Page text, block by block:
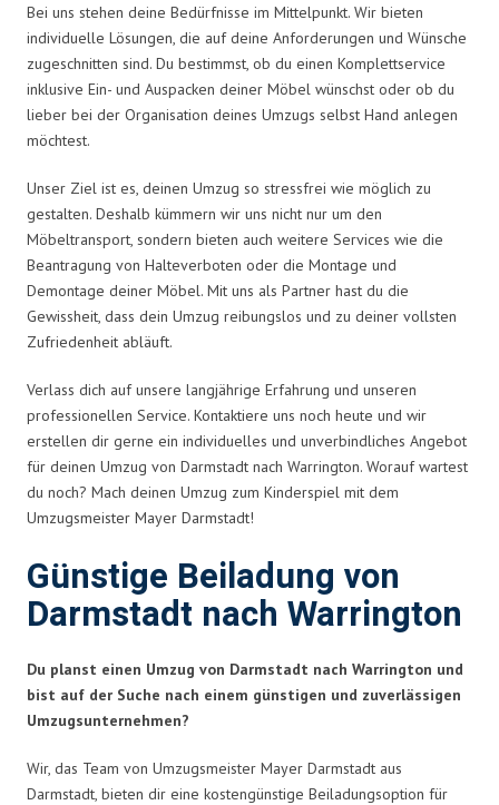
Bei uns stehen deine Bedürfnisse im Mittelpunkt. Wir bieten
individuelle Lösungen, die auf deine Anforderungen und Wünsche
zugeschnitten sind. Du bestimmst, ob du einen Komplettservice
inklusive Ein- und Auspacken deiner Möbel wünschst oder ob du
lieber bei der Organisation deines Umzugs selbst Hand anlegen
möchtest.
Unser Ziel ist es, deinen Umzug so stressfrei wie möglich zu
gestalten. Deshalb kümmern wir uns nicht nur um den
Möbeltransport, sondern bieten auch weitere Services wie die
Beantragung von Halteverboten oder die Montage und
Demontage deiner Möbel. Mit uns als Partner hast du die
Gewissheit, dass dein Umzug reibungslos und zu deiner vollsten
Zufriedenheit abläuft.
Verlass dich auf unsere langjährige Erfahrung und unseren
professionellen Service. Kontaktiere uns noch heute und wir
erstellen dir gerne ein individuelles und unverbindliches Angebot
für deinen Umzug von Darmstadt nach Warrington. Worauf wartest
du noch? Mach deinen Umzug zum Kinderspiel mit dem
Umzugsmeister Mayer Darmstadt!
Günstige Beiladung von
Darmstadt nach Warrington
Du planst einen Umzug von Darmstadt nach Warrington und
bist auf der Suche nach einem günstigen und zuverlässigen
Umzugsunternehmen?
Wir, das Team von Umzugsmeister Mayer Darmstadt aus
Darmstadt, bieten dir eine kostengünstige Beiladungsoption für